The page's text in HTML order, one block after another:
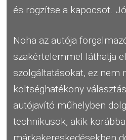
és rögzítse a kapocsot.
Noha az autója
szakértelemmel láthatja
szolgáltatásokat, ez nem
költséghatékony
autójavító műhelyben
technikusok, akik